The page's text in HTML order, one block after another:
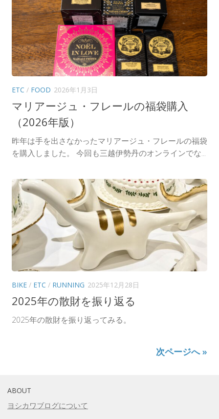
ETC / FOOD 2026年1月3日
マリアージュ・フレールの福袋購入
（2026年版）
昨年は手を出さなかったマリアージュ・フレールの福袋
を購入しました。 今回も三越伊勢丹のオンラインでな...
BIKE/ ETC / RUNNING 2025年12月28日
2025年の散財を振り返る
2025年の散財を振り返ってみる。
次ページへ »
ABOUT
ヨシカワブログについて